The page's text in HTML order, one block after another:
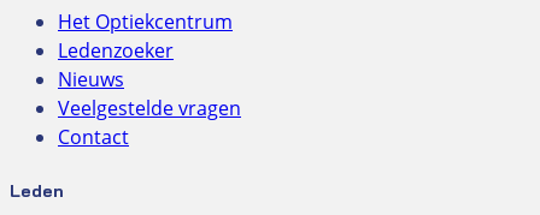
Het Optiekcentrum
Ledenzoeker
Nieuws
Veelgestelde vragen
Contact
Leden